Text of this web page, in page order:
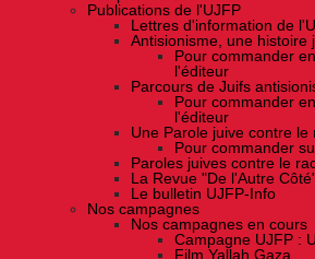
Publications de l'UJFP
Lettres d'information de
Antisionisme, une histoire
Pour commander
l'éditeur
Parcours de Juifs
Pour commander
l'éditeur
Une Parole juive contre
Pour commander
Paroles juives contre le
La Revue "De l'Autre
Le bulletin UJFP-Info
Nos campagnes
Nos campagnes en cours
Campagne UJFP :
Film Yallah Gaza